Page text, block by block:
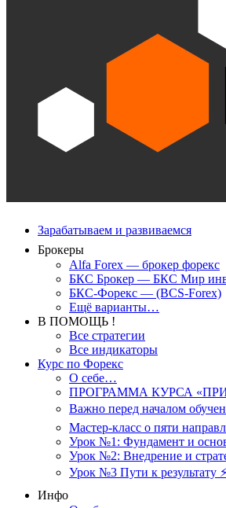
Зарабатываем и развиваемся
Брокеры
Alfa Forex — брокер форекс
БКС Брокер — БКС Мир
БКС-Форекс — (BCS-Forex)
Ещё варианты…
В ПОМОЩЬ !
Все стратегии
Все индикаторы
Курс по Форекс
О себе…
ПРОГРАММА КУРСА
Важно перед началом
Мастер-класс о пяти
Урок №1: Фундамент и
Урок №2: Внедрение и
Урок №3 Пути к результату
Инфо